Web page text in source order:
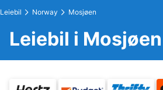
Leiebil Norway Mosjøen
Leiebil i Mosjøen